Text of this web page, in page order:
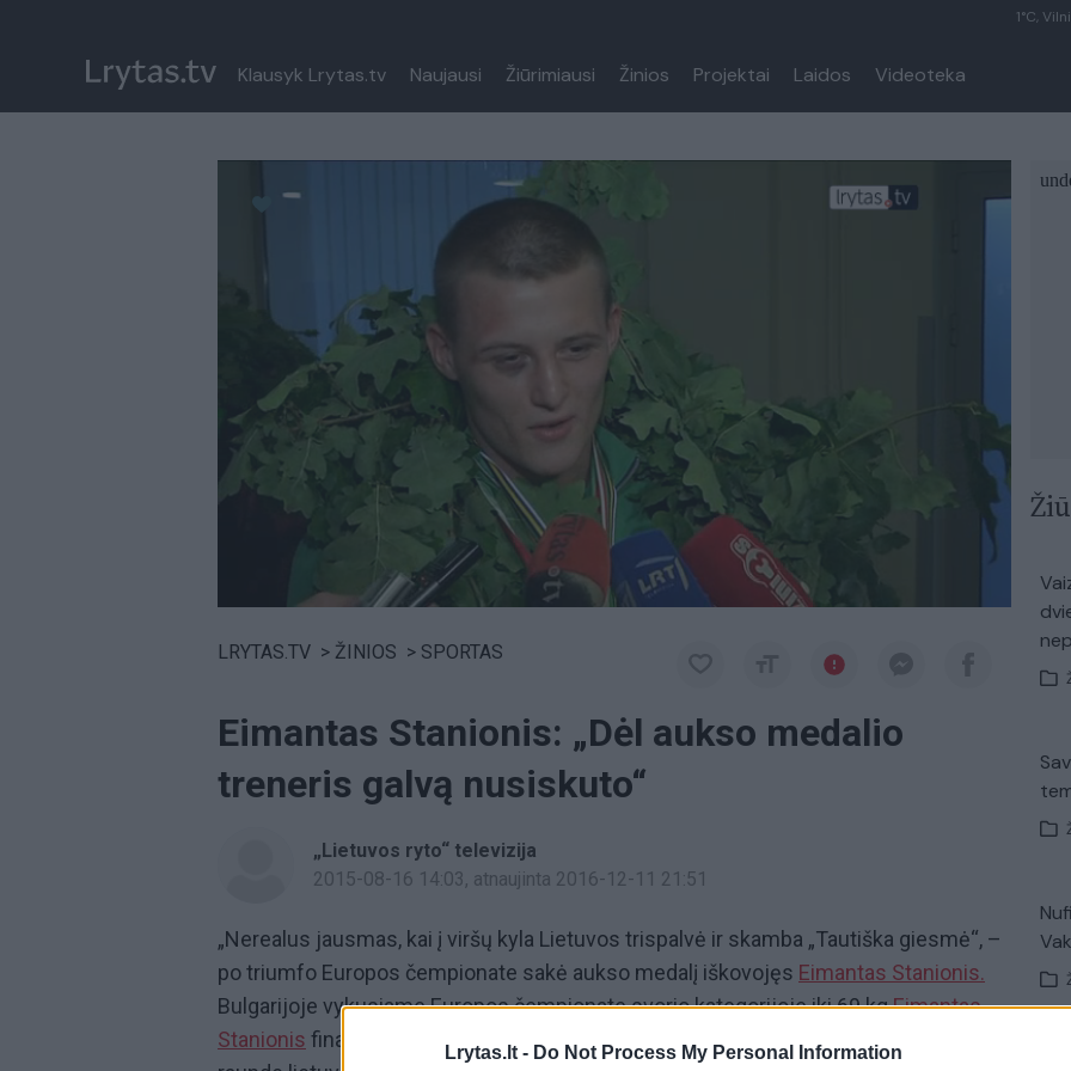
Lrytas.lt - Do Not Process My Personal Information
1°C,
Klausyk Lrytas.tv Naujausi Žiūrimiausi Žinios Projektai Laidos Videoteka
LRYTAS.TV > ŽINIOS > SPORTAS
Eimantas Stanionis: „Dėl aukso medalio
treneris galvą nusiskuto“
„Lietuvos ryto“ televizija
2015-08-16 14:03, atnaujinta 2016-12-11 21:51
„Nerealus jausmas, kai į viršų kyla Lietuvos trispalvė ir skamba „Tautiška giesmė“, –
po triumfo Europos čempionate sakė aukso medalį iškovojęs Eimantas Stanionis.
Bulgarijoje vykusiame Europos čempionate svorio kategorijoje iki 69 kgEimantas
Stanionis finale techniniu nokautu įveikė baltarusį Pavelą Kastraminą. Pirmame